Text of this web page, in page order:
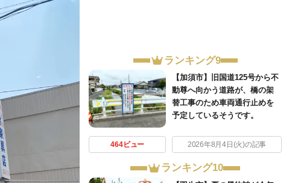
ランキング9
【加須市】旧国道125号から不
動尊へ向かう道路が、橋の架
替工事のため車両通行止めを
予定しているそうです。
464ビュー 2026年8月4日(火)の記事
ランキング10